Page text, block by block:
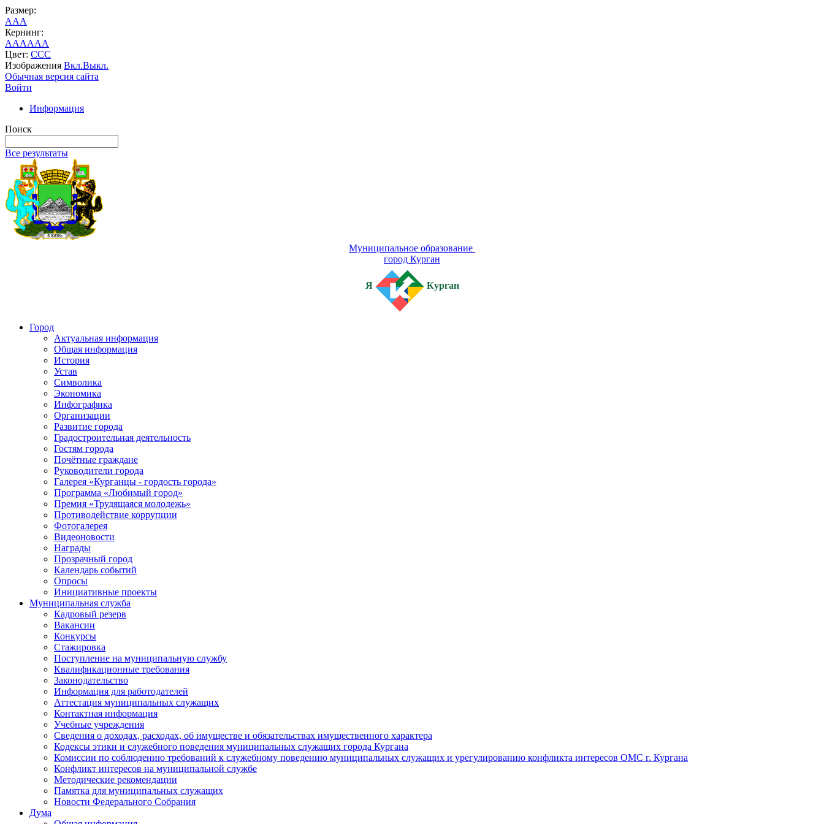
Размер:
AAA
Кернинг:
AAAAAA
Цвет: CCC
Изображения Вкл.Выкл.
Обычная версия сайта
Войти
Информация
Поиск
Все результаты
Муниципальное образование
город Курган
Я Курган
Город
Актуальная информация
Общая информация
История
Устав
Символика
Экономика
Инфографика
Организации
Развитие города
Градостроительная деятельность
Гостям города
Почётные граждане
Руководители города
Галерея «Курганцы - гордость города»
Программа «Любимый город»
Премия «Трудящаяся молодежь»
Противодействие коррупции
Фотогалерея
Видеоновости
Награды
Прозрачный город
Календарь событий
Опросы
Инициативные проекты
Муниципальная служба
Кадровый резерв
Вакансии
Конкурсы
Стажировка
Поступление на муниципальную службу
Квалификационные требования
Законодательство
Информация для работодателей
Аттестация муниципальных служащих
Контактная информация
Учебные учреждения
Сведения о доходах, расходах, об имуществе и обязательствах имущественного характера
Кодексы этики и служебного поведения муниципальных служащих города Кургана
Комиссии по соблюдению требований к служебному поведению муниципальных служащих и урегулированию конфликта интересов ОМС г. Кургана
Конфликт интересов на муниципальной службе
Методические рекомендации
Памятка для муниципальных служащих
Новости Федерального Cобрания
Дума